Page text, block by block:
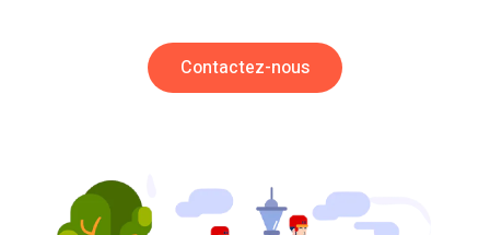
Contactez-nous